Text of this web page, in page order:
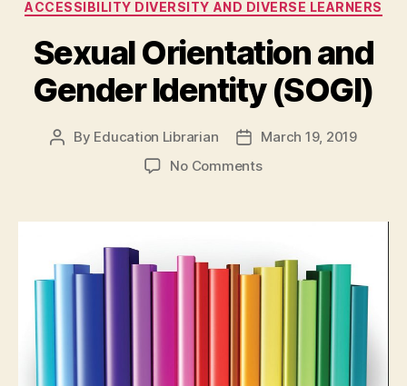
ACCESSIBILITY DIVERSITY AND DIVERSE LEARNERS
Sexual Orientation and
Gender Identity (SOGI)
Post
By Education Librarian
PostMarch 19, 2019
No Commentson
and
Identity
(SOGI)